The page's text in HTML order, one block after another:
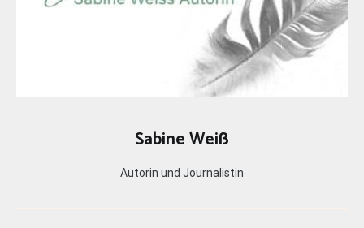
Sabine Weiß
Autorin und Journalistin